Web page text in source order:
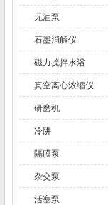
无油泵
石墨消解仪
磁力搅拌水浴
真空离心浓缩仪
研磨机
冷阱
隔膜泵
杂交泵
活塞泵